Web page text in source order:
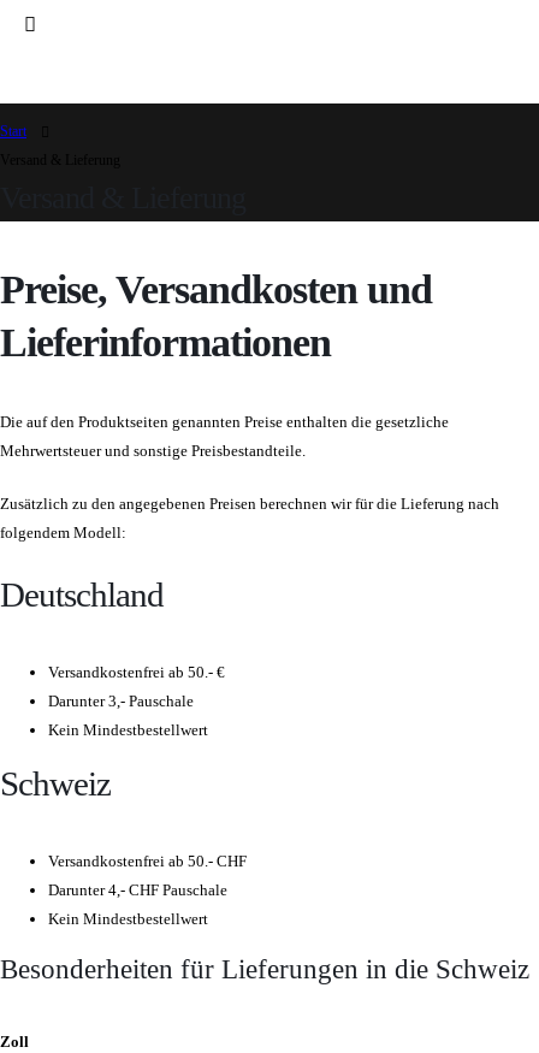
Start
Preise, Versandkosten und
Lieferinformationen
Die auf den Produktseiten genannten Preise enthalten die gesetzliche
Mehrwertsteuer und sonstige Preisbestandteile.
Zusätzlich zu den angegebenen Preisen berechnen wir für die Lieferung nach
folgendem Modell:
Deutschland
Versandkostenfrei ab 50.- €
Darunter 3,- Pauschale
Kein Mindestbestellwert
Schweiz
Versandkostenfrei ab 50.- CHF
Darunter 4,- CHF Pauschale
Kein Mindestbestellwert
Besonderheiten für Lieferungen in die Schweiz
Zoll